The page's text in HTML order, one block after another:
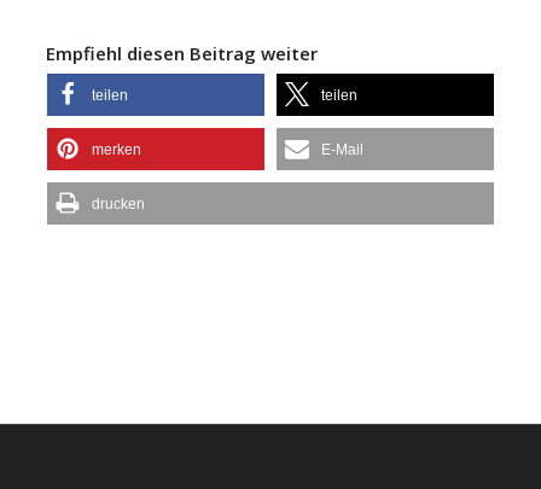
Empfiehl diesen Beitrag weiter
teilen teilen
merken E-Mail
drucken